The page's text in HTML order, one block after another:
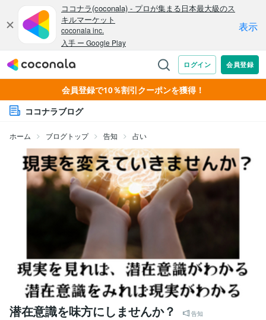
会員登録で10％割引クーポンを獲得！
ココナラブログ
ホーム ブログトップ 告知 占い
潜在意識を味方にしませんか？ 告知